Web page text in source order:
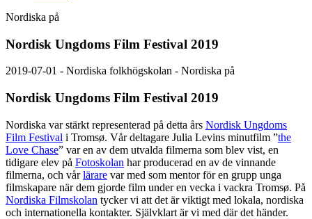
Nordiska på
Nordisk Ungdoms Film Festival 2019
2019-07-01 - Nordiska folkhögskolan - Nordiska på
Nordisk Ungdoms Film Festival 2019
Nordiska var stärkt representerad på detta års Nordisk Ungdoms
Film Festival i Tromsø. Vår deltagare Julia Levins minutfilm ”the
Love Chase” var en av dem utvalda filmerna som blev vist, en
tidigare elev på Fotoskolan har producerad en av de vinnande
filmerna, och vårlärare var med som mentor för en grupp unga
filmskapare när dem gjorde film under en vecka i vackra Tromsø. På
Nordiska Filmskolan tycker vi att det är viktigt med lokala, nordiska
och internationella kontakter. Självklart är vi med där det händer.